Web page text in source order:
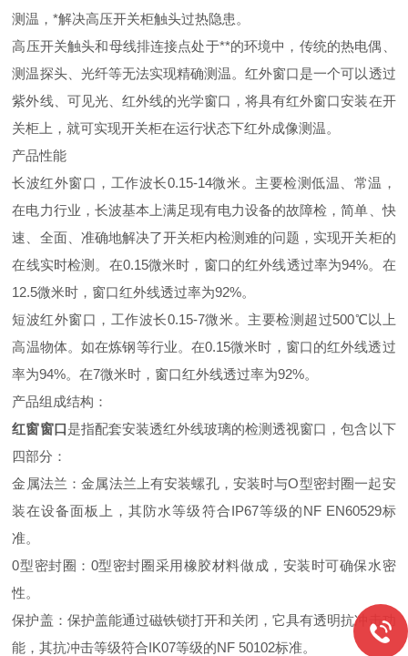
测温，*解决高压开关柜触头过热隐患。
高压开关触头和母线排连接点处于**的环境中，传统的热电偶、
测温探头、光纤等无法实现精确测温。红外窗口是一个可以透过
紫外线、可见光、红外线的光学窗口，将具有红外窗口安装在开
关柜上，就可实现开关柜在运行状态下红外成像测温。
产品性能
长波红外窗口，工作波长0.15-14微米。主要检测低温、常温，
在电力行业，长波基本上满足现有电力设备的故障检，简单、快
速、全面、准确地解决了开关柜内检测难的问题，实现开关柜的
在线实时检测。在0.15微米时，窗口的红外线透过率为94%。在
12.5微米时，窗口红外线透过率为92%。
短波红外窗口，工作波长0.15-7微米。主要检测超过500℃以上
高温物体。如在炼钢等行业。在0.15微米时，窗口的红外线透过
率为94%。在7微米时，窗口红外线透过率为92%。
产品组成结构：
红窗窗口是指配套安装透红外线玻璃的检测透视窗口，包含以下
四部分：
金属法兰：金属法兰上有安装螺孔，安装时与O型密封圈一起安
装在设备面板上，其防水等级符合IP67等级的NF EN60529标
准。
0型密封圈：0型密封圈采用橡胶材料做成，安装时可确保水密
性。
保护盖：保护盖能通过磁铁锁打开和关闭，它具有透明抗冲击功
能，其抗冲击等级符合IK07等级的NF 50102标准。